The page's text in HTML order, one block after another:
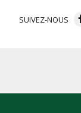
SUIVEZ-NOUS